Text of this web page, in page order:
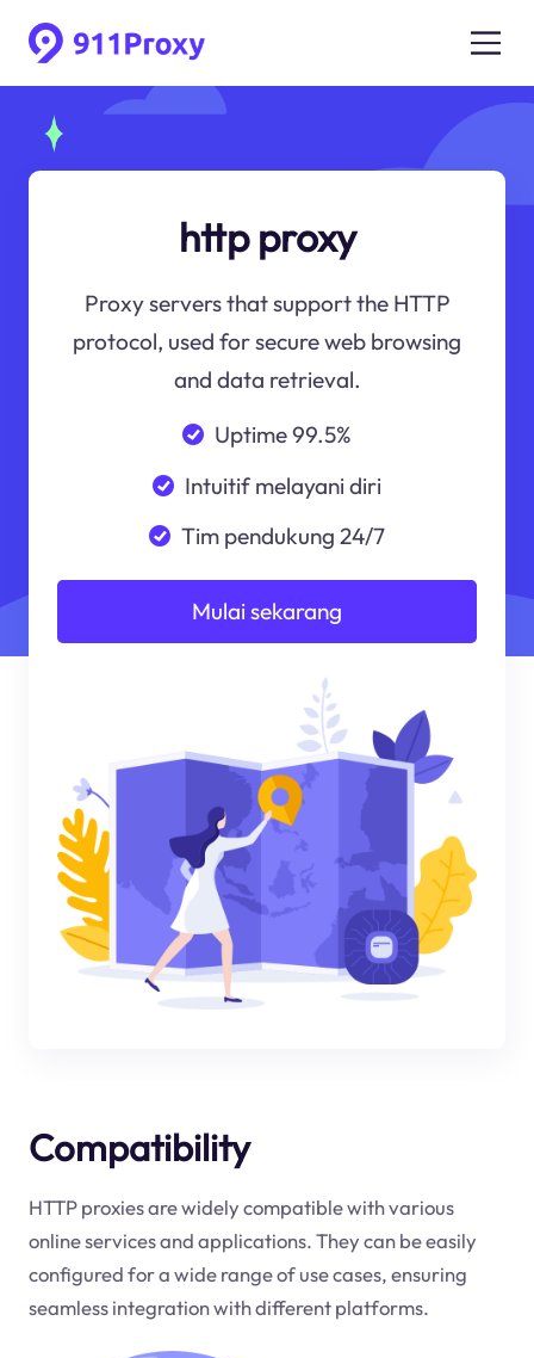
http proxy
Proxy servers that support the HTTP
protocol, used for secure web browsing
and data retrieval.
Uptime 99.5%
Intuitif melayani diri
Tim pendukung 24/7
Mulai sekarang
Compatibility
HTTP proxies are widely compatible with various
online services and applications. They can be easily
configured for a wide range of use cases, ensuring
seamless integration with different platforms.